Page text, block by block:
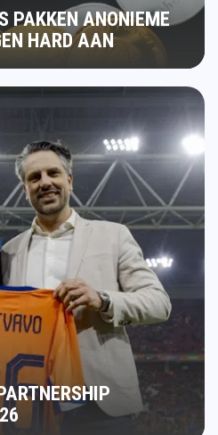
PAKKEN ANONIEME
HARD AAN